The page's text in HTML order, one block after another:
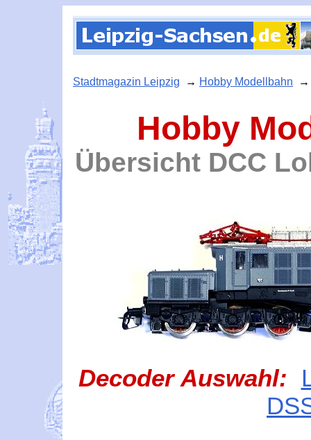
Stadtmagazin Leipzig → Hobby Modellbahn
Hobby
Übersicht DCC
Decoder Auswahl: